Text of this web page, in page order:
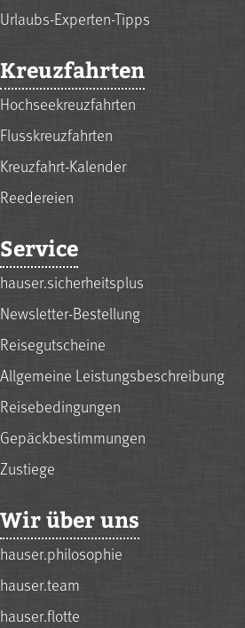
Urlaubs-Experten-Tipps
Kreuzfahrten
Hochseekreuzfahrten
Flusskreuzfahrten
Kreuzfahrt-Kalender
Reedereien
Service
hauser.sicherheitsplus
Newsletter-Bestellung
Reisegutscheine
Allgemeine Leistungsbeschreibung
Reisebedingungen
Gepäckbestimmungen
Zustiege
Wir über uns
hauser.philosophie
hauser.team
hauser.flotte